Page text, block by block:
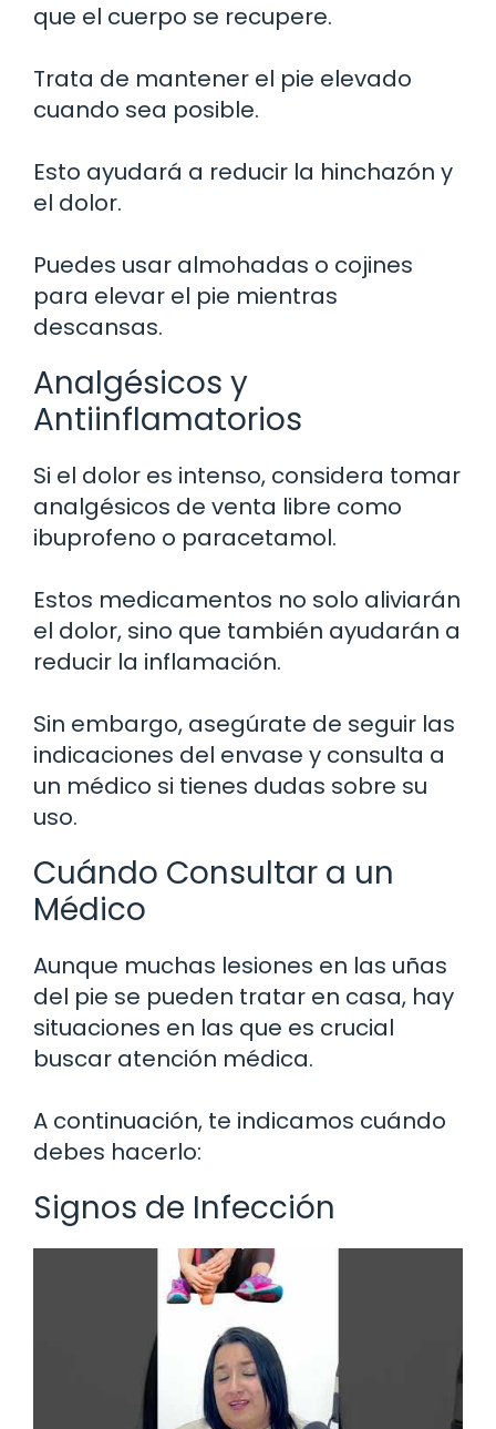
que el cuerpo se recupere.
Trata de mantener el pie elevado
cuando sea posible.
Esto ayudará a reducir la hinchazón y
el dolor.
Puedes usar almohadas o cojines
para elevar el pie mientras
descansas.
Analgésicos y
Antiinflamatorios
Si el dolor es intenso, considera tomar
analgésicos de venta libre como
ibuprofeno o paracetamol.
Estos medicamentos no solo aliviarán
el dolor, sino que también ayudarán a
reducir la inflamación.
Sin embargo, asegúrate de seguir las
indicaciones del envase y consulta a
un médico si tienes dudas sobre su
uso.
Cuándo Consultar a un
Médico
Aunque muchas lesiones en las uñas
del pie se pueden tratar en casa, hay
situaciones en las que es crucial
buscar atención médica.
A continuación, te indicamos cuándo
debes hacerlo:
Signos de Infección